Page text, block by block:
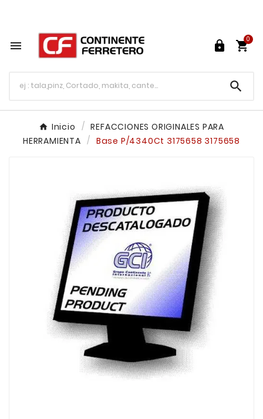
  
0

Inicio
REFACCIONES ORIGINALES PARA
HERRAMIENTA
Base P/4340Ct 3175658 3175658